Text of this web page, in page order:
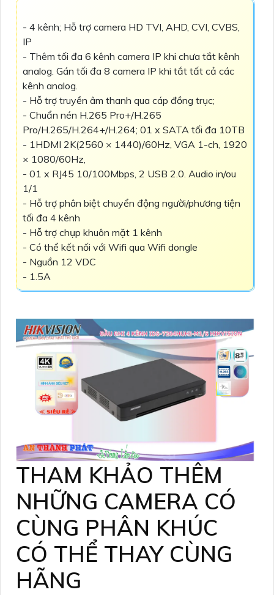
- 4 kênh; Hỗ trợ camera HD TVI, AHD, CVI, CVBS,
IP
- Thêm tối đa 6 kênh camera IP khi chưa tắt kênh
analog. Gán tối đa 8 camera IP khi tắt tất cả các
kênh analog.
- Hỗ trợ truyền âm thanh qua cáp đồng trục;
- Chuẩn nén H.265 Pro+/H.265
Pro/H.265/H.264+/H.264; 01 x SATA tối đa 10TB
- 1HDMI 2K(2560 × 1440)/60Hz, VGA 1-ch, 1920
× 1080/60Hz,
- 01 x RJ45 10/100Mbps, 2 USB 2.0. Audio in/ou
1/1
- Hỗ trợ phân biệt chuyển động người/phương tiện
tối đa 4 kênh
- Hỗ trợ chụp khuôn mặt 1 kênh
- Có thể kết nối với Wifi qua Wifi dongle
- Nguồn 12 VDC
- 1.5A
THAM KHẢO THÊM
NHỮNG CAMERA CÓ
CÙNG PHÂN KHÚC
CÓ THỂ THAY CÙNG
HÃNG